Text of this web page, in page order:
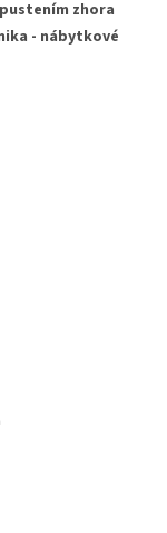
zhora
- nábytkové